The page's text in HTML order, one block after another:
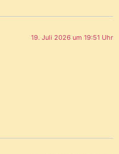
19. Juli 2026 um 19:51 Uhr